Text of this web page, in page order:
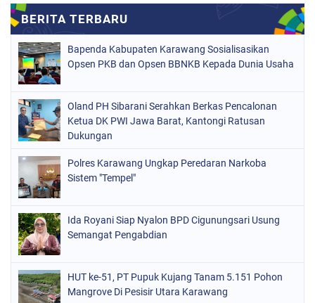
Bapenda Kabupaten Karawang Sosialisasikan
Opsen PKB dan Opsen BBNKB Kepada Dunia Usaha
Oland PH Sibarani Serahkan Berkas Pencalonan
Ketua DK PWI Jawa Barat, Kantongi Ratusan
Dukungan
Polres Karawang Ungkap Peredaran Narkoba
Sistem "Tempel"
Ida Royani Siap Nyalon BPD Cigunungsari Usung
Semangat Pengabdian
HUT ke-51, PT Pupuk Kujang Tanam 5.151 Pohon
Mangrove Di Pesisir Utara Karawang